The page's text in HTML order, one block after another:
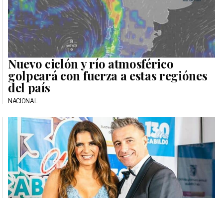
Nuevo ciclón y río atmosférico
golpeará con fuerza a estas regiónes
del país
NACIONAL